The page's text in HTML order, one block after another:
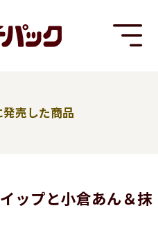
売した商品
ップと小倉あん＆抹